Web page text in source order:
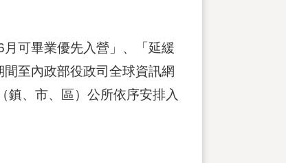
可畢業優先入營」、「延緩
至內政部役政司全球資訊網
鎮、市、區）公所依序安排入